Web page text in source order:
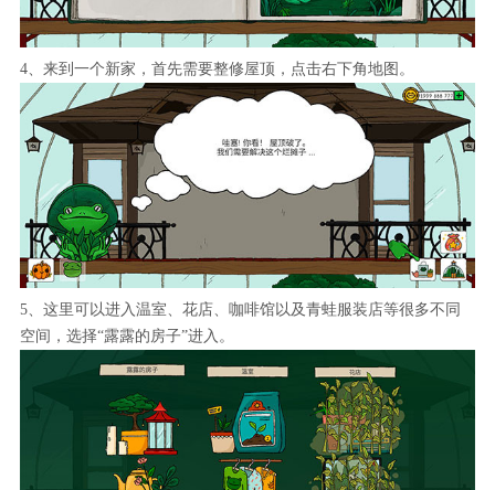
4、来到一个新家，首先需要整修屋顶，点击右下角地图。
5、这里可以进入温室、花店、咖啡馆以及青蛙服装店等很多不同
空间，选择“露露的房子”进入。